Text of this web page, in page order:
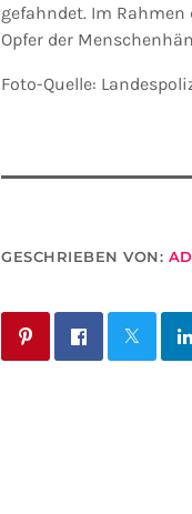
gefahndet. Im
Opfer der
Foto-Quelle:
GESCHRIEBEN VON: